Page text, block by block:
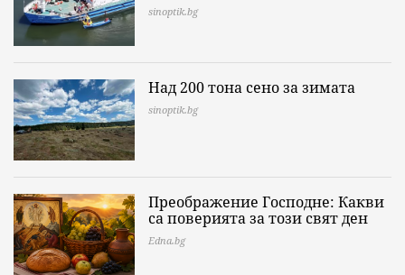
sinoptik.bg
Над 200 тона сено за зимата
sinoptik.bg
Преображение Господне: Какви
са поверията за този свят ден
Edna.bg